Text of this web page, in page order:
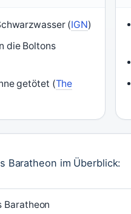
(IGN)
die Boltons
getötet (The
Baratheon im Überblick:
Baratheon